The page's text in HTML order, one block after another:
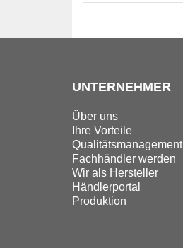
UNTERNEHMER
Über uns
Ihre Vorteile
Qualitätsmanagement
Fachhändler werden
Wir als Hersteller
Händlerportal
Produktion